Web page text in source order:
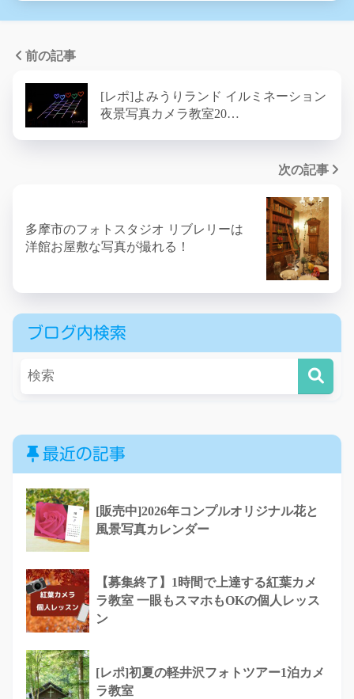
前の記事
[レポ]よみうりランド イルミネーション
夜景写真カメラ教室20…
次の記事
多摩市のフォトスタジオ リブレリーは
洋館お屋敷な写真が撮れる！
ブログ内検索
最近の記事
[販売中]2026年コンプルオリジナル花と
風景写真カレンダー
【募集終了】1時間で上達する紅葉カメ
ラ教室 一眼もスマホもOKの個人レッス
ン
[レポ]初夏の軽井沢フォトツアー1泊カメ
ラ教室